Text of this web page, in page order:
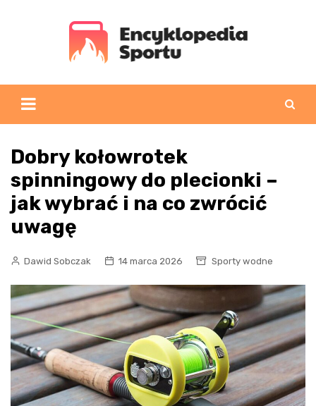
Dobry kołowrotek
spinningowy do plecionki –
jak wybrać i na co zwrócić
uwagę
Dawid Sobczak 14 marca 2026 Sporty wodne